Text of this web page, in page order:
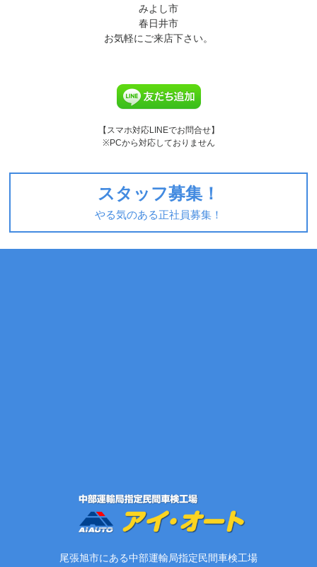
みよし市
春日井市
お気軽にご来店下さい。
【スマホ対応LINEでお問合せ】
※PCから対応しておりません
スタッフ募集！
やる気のある正社員募集！
尾張旭市にある中部運輸局指定民間車検工場